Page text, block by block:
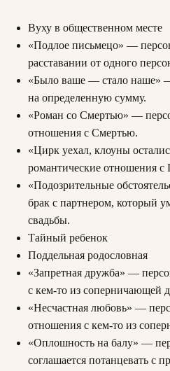
Вуху в общественном месте
«Подлое письмецо» —
расставании от одного
«Было ваше — стало наше»
на определенную сумму.
«Роман со Смертью» —
отношения с Смертью.
«Цирк уехал, клоуны
романтические отношения с
«Подозрительные
брак с партнером, который
свадьбы.
Тайный ребенок
Поддельная родословная
«Запретная дружба» —
с кем-то из соперничающей
«Несчастная любовь» —
отношения с кем-то из
«Оплошность на балу» —
соглашается потанцевать с